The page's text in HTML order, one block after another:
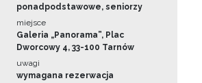
ponadpodstawowe, seniorzy
miejsce
Galeria „Panorama”, Plac
Dworcowy 4, 33-100 Tarnów
uwagi
wymagana rezerwacja